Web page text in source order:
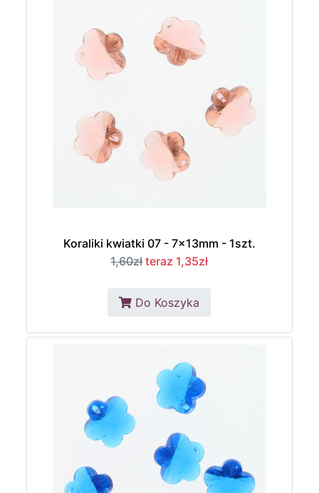
Koraliki kwiatki 07 - 7x13mm - 1szt.
1,60zł teraz 1,35zł
Do Koszyka